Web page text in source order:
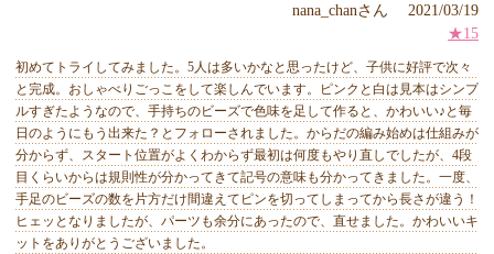
nana_chanさん 2021/03/19
★15
初めてトライしてみました。5人は多いかなと思ったけど、子供に好評で次々
と完成。おしゃべりごっこをして楽しんでいます。ピンクと白は見本はシンプ
ルすぎたようなので、手持ちのビーズで色味を足して作ると、かわいい♪と毎
日のようにもう出来た？とフォローされました。からだの編み始めは仕組みが
分からず、スタート位置がよくわからず最初は何度もやり直しでしたが、4段
目くらいからは規則性が分かってきて記号の意味も分かってきました。一度、
手足のビーズの数を片方だけ間違えてピンを切ってしまってから長さが違う！
ヒェッとなりましたが、パーツも余分にあったので、直せました。かわいいキ
ットをありがとうございました。